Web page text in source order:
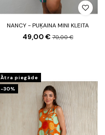
NANCY - PUĶAINA MINI KLEITA
49,00 €70,00 €
Ātra piegāde
-30%